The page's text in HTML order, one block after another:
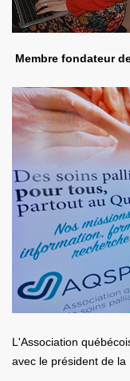
Membre fondateur
L'Association
avec le président de la